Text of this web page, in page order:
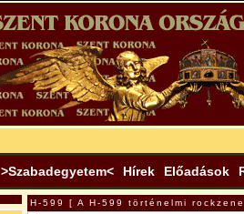
>Szabadegyetem< Hírek Előadások
H-599 [ A H-599 történelmi